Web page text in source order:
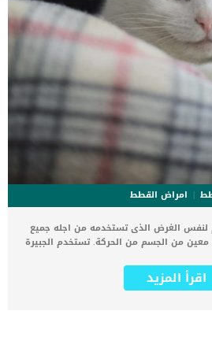
امراض القطط
لنفس الغرض الذى تستخدمه من اجله جميع
معين من الجسم من الحركة. تستخدم الجبيرة
الإصابة. اقرأ ايضا: رد المفصل المخلوع
الجبيرة عند القطط لا ترتبط فقط بالكسر
اقرأ المزيد